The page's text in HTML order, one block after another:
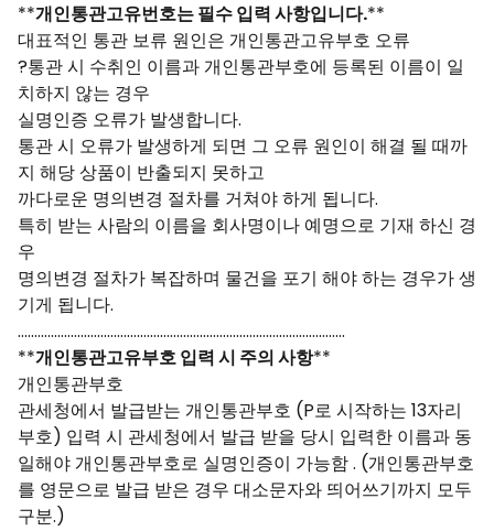
**개인통관고유번호는 필수 입력 사항입니다.**
대표적인 통관 보류 원인은 개인통관고유부호 오류
?통관 시 수취인 이름과 개인통관부호에 등록된 이름이 일
치하지 않는 경우
실명인증 오류가 발생합니다.
통관 시 오류가 발생하게 되면 그 오류 원인이 해결 될 때까
지 해당 상품이 반출되지 못하고
까다로운 명의변경 절차를 거쳐야 하게 됩니다.
특히 받는 사람의 이름을 회사명이나 예명으로 기재 하신 경
우
명의변경 절차가 복잡하며 물건을 포기 해야 하는 경우가 생
기게 됩니다.
………………………………………………………………………………………
**개인통관고유부호 입력 시 주의 사항**
개인통관부호
관세청에서 발급받는 개인통관부호 (P로 시작하는 13자리
부호) 입력 시 관세청에서 발급 받을 당시 입력한 이름과 동
일해야 개인통관부호로 실명인증이 가능함 . (개인통관부호
를 영문으로 발급 받은 경우 대소문자와 띄어쓰기까지 모두
구분.)